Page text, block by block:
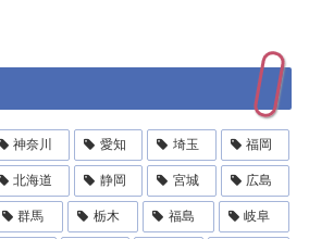
神奈川 愛知 埼玉 福岡
北海道 静岡 宮城 広島
群馬 栃木 福島 岐阜